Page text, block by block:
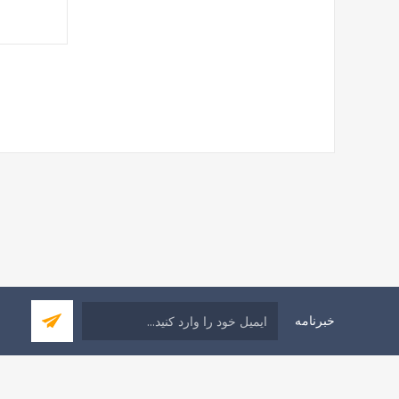
خبرنامه